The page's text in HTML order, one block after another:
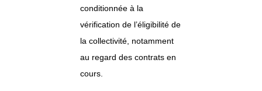
conditionnée à la
vérification de l’éligibilité de
la collectivité, notamment
au regard des contrats en
cours.